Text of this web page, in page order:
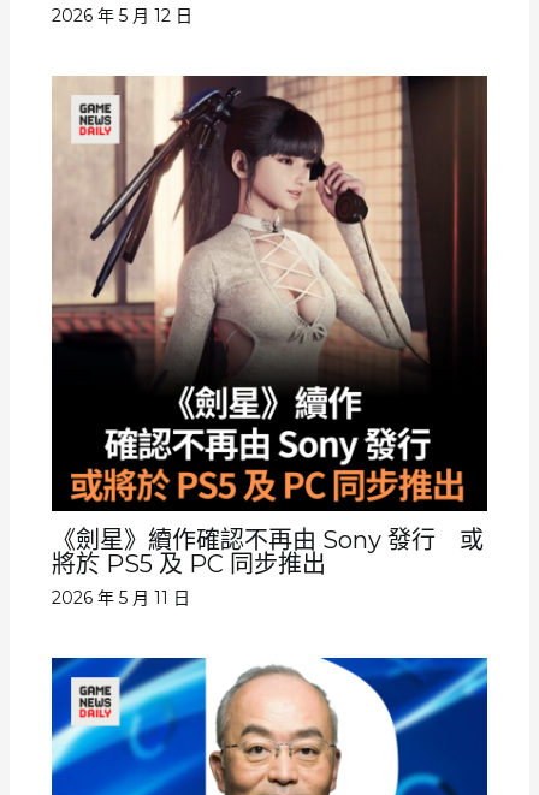
2026 年 5 月 12 日
《劍星》續作確認不再由 Sony 發行 或
將於 PS5 及 PC 同步推出
2026 年 5 月 11 日